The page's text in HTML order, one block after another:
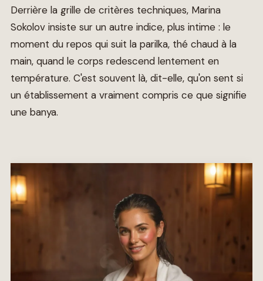
Derrière la grille de critères techniques, Marina
Sokolov insiste sur un autre indice, plus intime : le
moment du repos qui suit la parilka, thé chaud à la
main, quand le corps redescend lentement en
température. C'est souvent là, dit-elle, qu'on sent si
un établissement a vraiment compris ce que signifie
une banya.